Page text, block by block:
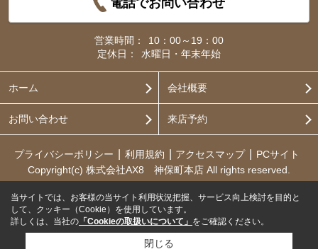
営業時間：
10：00～19：00
定休日：
水曜日・年末年始
ホーム 会社概要
お問い合わせ 来店予約
プライバシーポリシー 利用規約 アクセスマップ
PCサイト
Copyright(c) 株式会社AX8 神保町本店 All rights reserved.
当サイトでは、お客様の当サイト利用状況把握、サービス向上検討を目的と
して、クッキー（Cookie）を使用しています。
詳しくは、当社の 「Cookieの取扱いについて」 をご確認ください。
閉じる